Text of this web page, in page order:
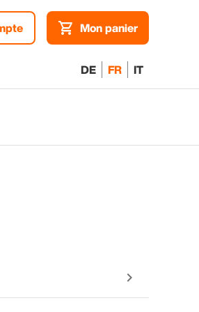
Mon panier
DE FR IT